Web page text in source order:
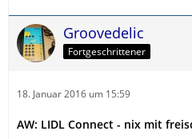
Groovedelic
Fortgeschrittener
18. Januar 2016 um 15:59
AW: LIDL Connect - nix mit